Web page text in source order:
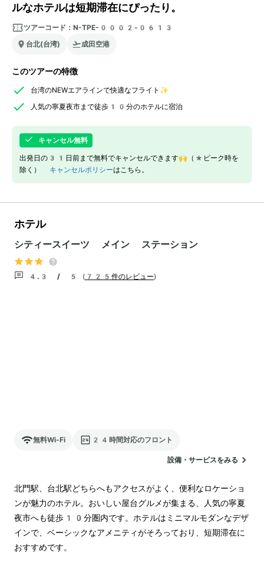
ルなホテルは短期滞在にぴったり。
ツアーコード： N-TPE-0002-0613
台北(台湾)
成田空港
このツアーの特徴
台湾のNEWエアラインで快適なフライト✨
人気の寧夏夜市まで徒歩10分のホテルに宿泊
キャンセル無料
出発日の31日前まで無料でキャンセルできます🙌（*ピーク時を
除く） キャンセルポリシーはこちら。
ホテル
シティースイーツ メイン ステーション
4.3 / 5 ( 725件のレビュー)
無料Wi-Fi 24時間対応のフロント
設備・サービスをみる
北門駅、台北駅どちらへもアクセスがよく、便利なロケーショ
ンが魅力のホテル。おいしい屋台グルメが集まる、人気の寧夏
夜市へも徒歩10分圏内です。ホテルはミニマルモダンなデザ
インで、ベーシックなアメニティがそろっており、短期滞在に
おすすめです。